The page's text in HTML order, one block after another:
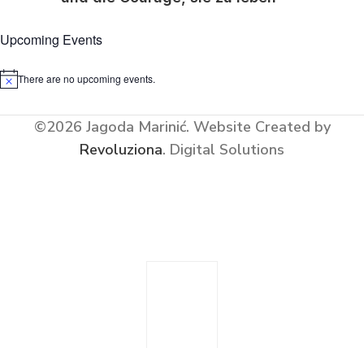
Upcoming Events
NoticeThere are no upcoming events.
©2026 Jagoda Marinić. Website Created by
Revoluziona. Digital Solutions